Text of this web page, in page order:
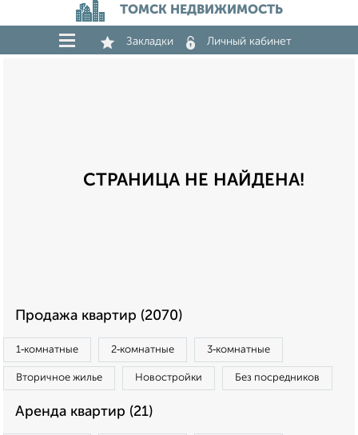
ТОМСК НЕДВИЖИМОСТЬ
Закладки Личный кабинет
СТРАНИЦА НЕ НАЙДЕНА!
Продажа квартир (2070)
1‑комнатные 2‑комнатные 3‑комнатные
Вторичное жилье Новостройки Без посредников
Аренда квартир (21)